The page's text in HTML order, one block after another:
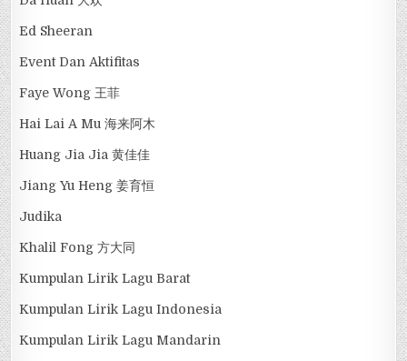
Ed Sheeran
Event Dan Aktifitas
Faye Wong 王菲
Hai Lai A Mu 海来阿木
Huang Jia Jia 黄佳佳
Jiang Yu Heng 姜育恒
Judika
Khalil Fong 方大同
Kumpulan Lirik Lagu Barat
Kumpulan Lirik Lagu Indonesia
Kumpulan Lirik Lagu Mandarin